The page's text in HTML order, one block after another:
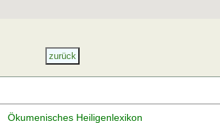
Ökumenisches Heiligenlexikon